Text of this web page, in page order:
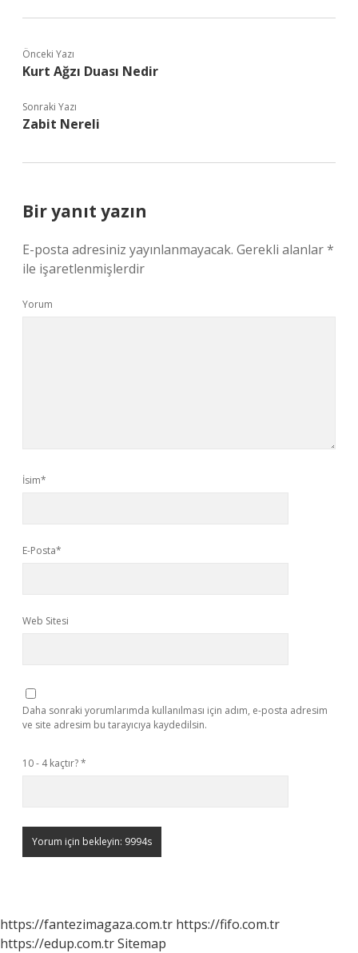
Önceki Yazı
Kurt Ağzı Duası Nedir
Sonraki Yazı
Zabit Nereli
Bir yanıt yazın
E-posta adresiniz yayınlanmayacak. Gerekli alanlar*
ile işaretlenmişlerdir
Yorum
İsim*
E-Posta*
Web Sitesi
Daha sonraki yorumlarımda kullanılması için adım, e-posta adresim
ve site adresim bu tarayıcıya kaydedilsin.
10 - 4 kaçtır?*
https://fantezimagaza.com.tr https://fifo.com.tr
https://edup.com.trSitemap